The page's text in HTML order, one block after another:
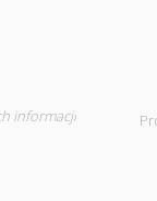
informacji